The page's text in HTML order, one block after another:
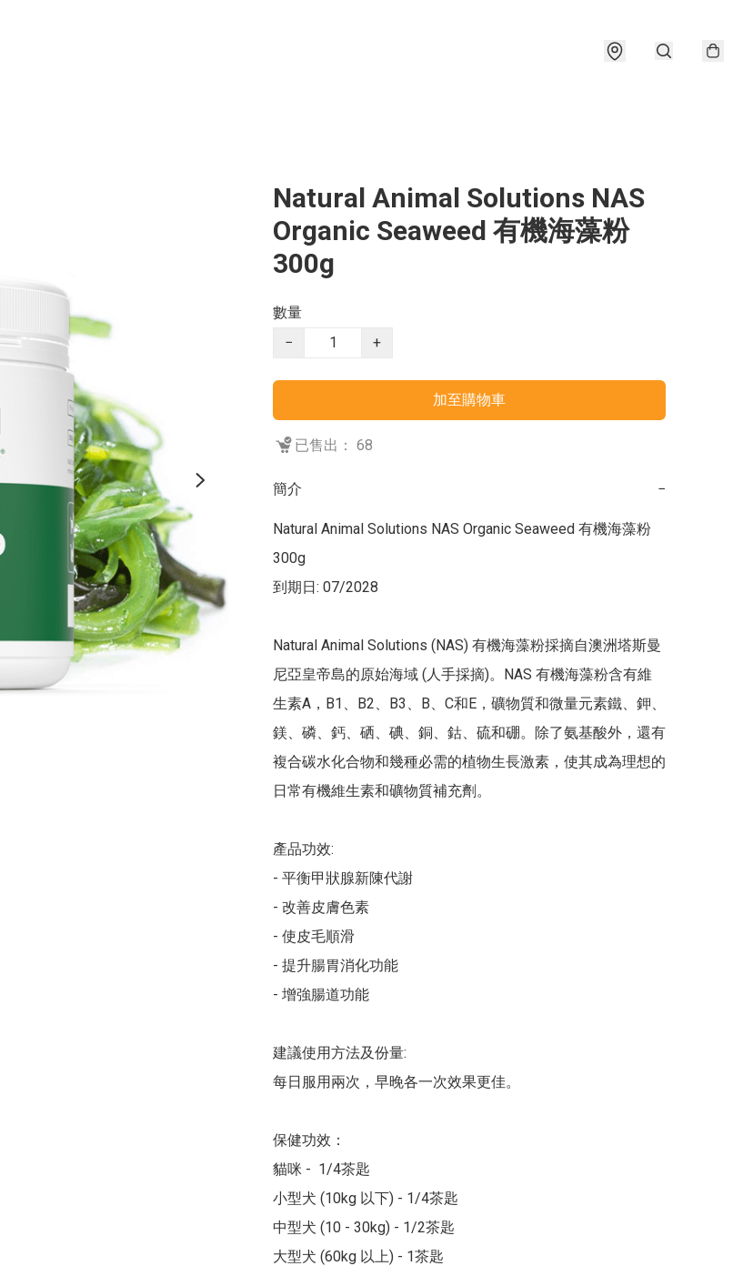
Natural Animal Solutions NAS
Organic Seaweed 有機海藻粉
300g
數量
−
+
加至購物車
已售出： 68
簡介 −
Natural Animal Solutions NAS Organic Seaweed 有機海藻粉
300g
到期日: 07/2028
Natural Animal Solutions (NAS) 有機海藻粉採摘自澳洲塔斯曼
尼亞皇帝島的原始海域 (人手採摘)。NAS 有機海藻粉含有維
生素A，B1、B2、B3、B、C和E，礦物質和微量元素鐵、鉀、
鎂、磷、鈣、硒、碘、銅、鈷、硫和硼。除了氨基酸外，還有
複合碳水化合物和幾種必需的植物生長激素，使其成為理想的
日常有機維生素和礦物質補充劑。
產品功效:
- 平衡甲狀腺新陳代謝
- 改善皮膚色素
- 使皮毛順滑
- 提升腸胃消化功能
- 增強腸道功能
建議使用方法及份量:
每日服用兩次，早晚各一次效果更佳。
保健功效：
貓咪 -  1/4茶匙
小型犬 (10kg 以下) - 1/4茶匙
中型犬 (10 - 30kg) - 1/2茶匙
大型犬 (60kg 以上) - 1茶匙